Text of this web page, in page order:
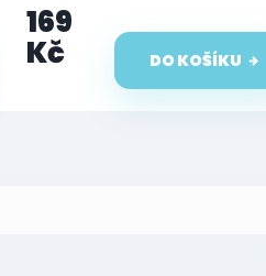
169
Kč DO KOŠÍKU